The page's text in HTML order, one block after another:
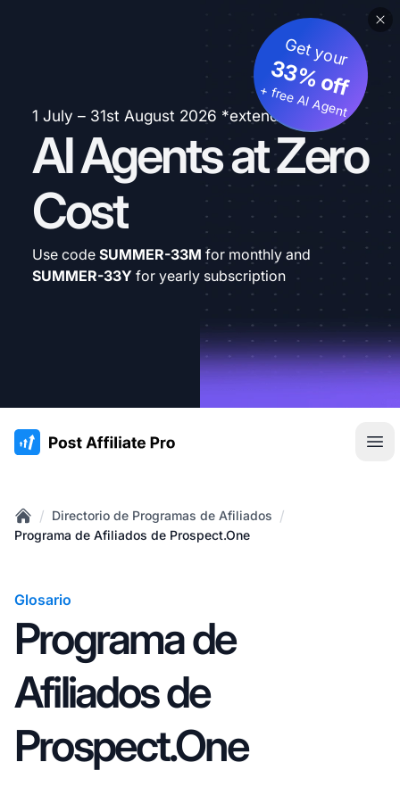
1 July – 31st August 2026 *extended
AI Agents at Zero
Cost
Get your
33% off
+ free AI Agent
Use code SUMMER-33M for monthly and
SUMMER-33Y for yearly subscription
:site.title
Home
/ Directorio de Programas de Afiliados /
Programa de Afiliados de Prospect.One
Glosario
Programa de
Afiliados de
Prospect.One